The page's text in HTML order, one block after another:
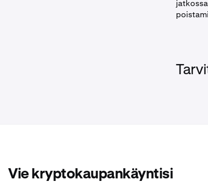
Vie kryptokaupankäyntisi